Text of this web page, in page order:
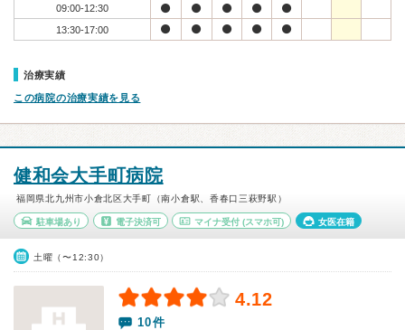
09:00-12:30
13:30-17:00
治療実績
この病院の治療実績を見る
健和会大手町病院
福岡県北九州市小倉北区大手町（南小倉駅、香春口三萩野駅）
駐車場あり 電子決済可 マイナ受付 (スマホ可) 女医在籍
土曜（〜12:30）
4.12
10件